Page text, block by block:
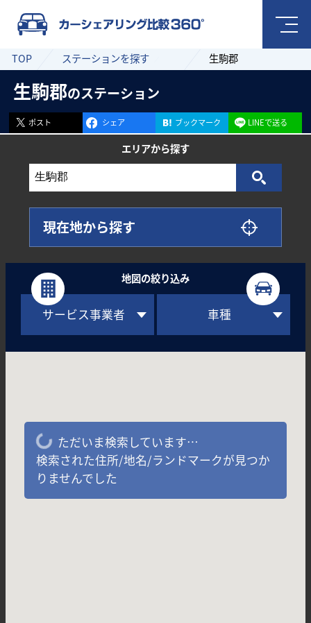
TOP ステーションを探す 生駒郡
生駒郡のステーション
ポスト シェア ブックマーク LINEで送る
エリアから探す
現在地から探す
地図の絞り込み
サービス事業者 車種
ただいま検索しています…
検索された住所/地名/ランドマークが見つか
りませんでした